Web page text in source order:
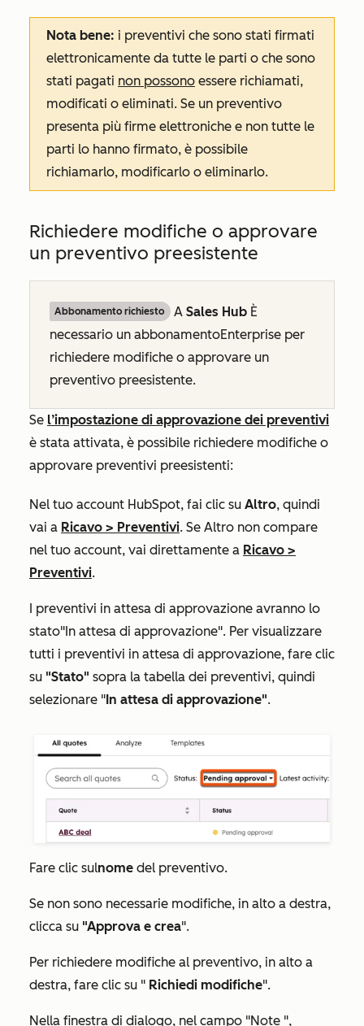
Nota bene: i preventivi che sono stati firmati
elettronicamente da tutte le parti o che sono
stati pagati non possono essere richiamati,
modificati o eliminati. Se un preventivo
presenta più firme elettroniche e non tutte le
parti lo hanno firmato, è possibile
richiamarlo, modificarlo o eliminarlo.
Richiedere modifiche o approvare
un preventivo preesistente
Abbonamento richiesto A Sales Hub È
necessario un abbonamentoEnterprise per
richiedere modifiche o approvare un
preventivo preesistente.
Se l’impostazione di approvazione dei preventivi
è stata attivata, è possibile richiedere modifiche o
approvare preventivi preesistenti:
Nel tuo account HubSpot, fai clic su Altro, quindi
vai a Ricavo > Preventivi. Se Altro non compare
nel tuo account, vai direttamente a Ricavo >
Preventivi.
I preventivi in attesa di approvazione avranno lo
stato"In attesa di approvazione". Per visualizzare
tutti i preventivi in attesa di approvazione, fare clic
su "Stato" sopra la tabella dei preventivi, quindi
selezionare " In attesa di approvazione".
Fare clic sulnome del preventivo.
Se non sono necessarie modifiche, in alto a destra,
clicca su "Approva e crea".
Per richiedere modifiche al preventivo, in alto a
destra, fare clic su " Richiedi modifiche".
Nella finestra di dialogo, nel campo "Note ",